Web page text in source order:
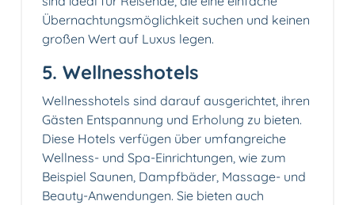
Übernachtungsmöglichkeit suchen und keinen
großen Wert auf Luxus legen.
5. Wellnesshotels
Wellnesshotels sind darauf ausgerichtet, ihren
Gästen Entspannung und Erholung zu bieten.
Diese Hotels verfügen über umfangreiche
Wellness- und Spa-Einrichtungen, wie zum
Beispiel Saunen, Dampfbäder, Massage- und
Beauty-Anwendungen. Sie bieten auch